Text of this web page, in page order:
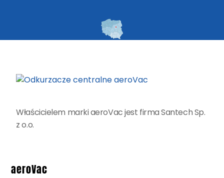
Właścicielem marki aeroVac jest firma Santech Sp.
z o.o.
aeroVac